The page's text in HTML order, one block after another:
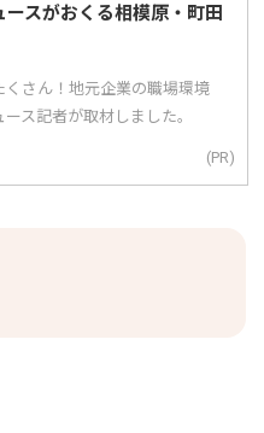
スがおくる相模原・町田
くさん！地元企業の職場環境
ス記者が取材しました。
(PR)